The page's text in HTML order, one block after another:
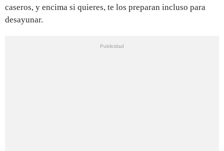
caseros, y encima si quieres, te los preparan incluso para
desayunar.